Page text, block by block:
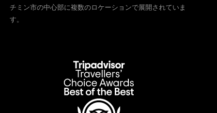
チミン市の中心部に複数のロケーションで展開されていま
す。